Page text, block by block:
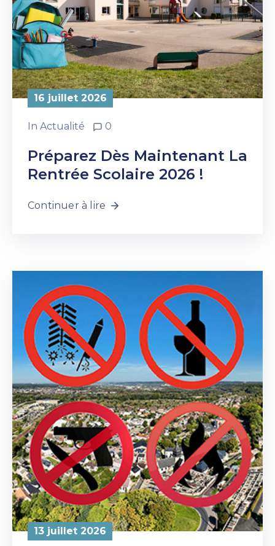
16 juillet 2026
In Actualité 0
Préparez Dès Maintenant La
Rentrée Scolaire 2026 !
Continuer à lire
13 juillet 2026